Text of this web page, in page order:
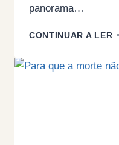
panorama…
CONTINUAR A LERO